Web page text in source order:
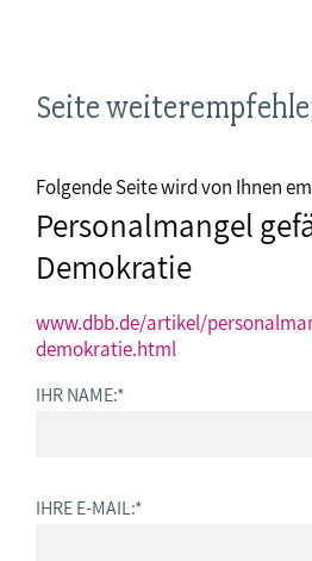
Seite
Folgende Seite wird von Ihnen
Personalmangel
Demokratie
www.dbb.de/artikel/
demokratie.html
IHR NAME:*
IHRE E-MAIL:*